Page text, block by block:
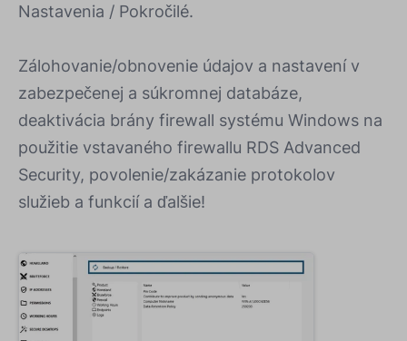
Nastavenia / Pokročilé.
Zálohovanie/obnovenie údajov a nastavení v
zabezpečenej a súkromnej databáze,
deaktivácia brány firewall systému Windows na
použitie vstavaného firewallu RDS Advanced
Security, povolenie/zakázanie protokolov
služieb a funkcií a ďalšie!